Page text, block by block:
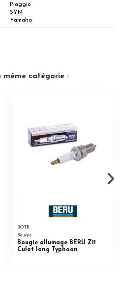
Piaggio
SYM
Yamaha
même catégorie :
BOTB
Bougie
Bougie allumage BERU Z11
Culot long Typhoon